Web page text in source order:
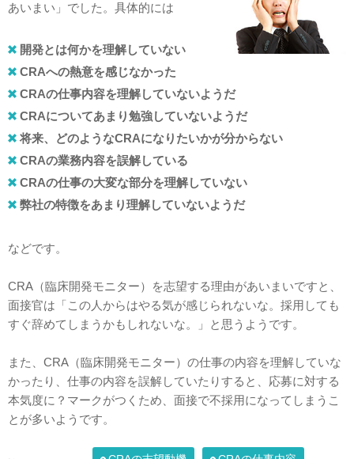
あいまい」でした。具体的には
開発とは何かを理解していない
CRAへの熱意を感じなかった
CRAの仕事内容を理解していないようだ
CRAについてあまり勉強していないようだ
将来、どのようなCRAになりたいかが分からない
CRAの業務内容を誤解している
CRAの仕事の大変な部分を理解していない
弊社の特徴をあまり理解していないようだ
などです。
CRA（臨床開発モニター）を志望する理由があいまいですと、
面接官は「この人からはやる気が感じられないな。採用しても
すぐ辞めてしまうかもしれないな。」と思うようです。
また、CRA（臨床開発モニター）の仕事の内容を理解していな
かったり、仕事の内容を誤解していたりすると、応募に対する
本気度に？マークがつくため、面接で不採用になってしまうこ
とが多いようです。